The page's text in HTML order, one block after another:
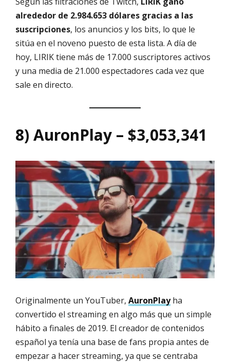
alrededor de 2.984.653 dólares gracias a las
suscripciones, los anuncios y los bits, lo que le
sitúa en el noveno puesto de esta lista. A día de
hoy, LIRIK tiene más de 17.000 suscriptores activos
y una media de 21.000 espectadores cada vez que
sale en directo.
8) AuronPlay – $3,053,341
Originalmente un YouTuber, AuronPlayha
convertido el streaming en algo más que un simple
hábito a finales de 2019. El creador de contenidos
español ya tenía una base de fans propia antes de
empezar a hacer streaming, ya que se centraba